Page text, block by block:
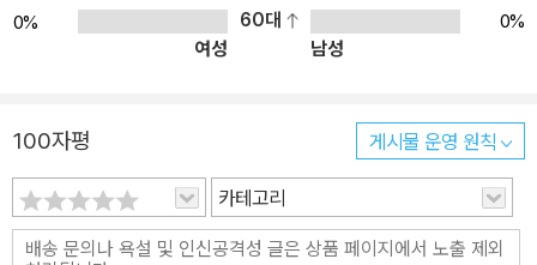
0%
60대
0%
여성
남성
100자평 게시물 운영 원칙
카테고리